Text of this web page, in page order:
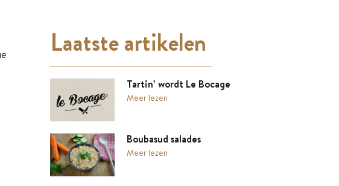
Laatste artikelen
Tartin’ wordt Le Bocage
Meer lezen
Boubasud salades
Meer lezen